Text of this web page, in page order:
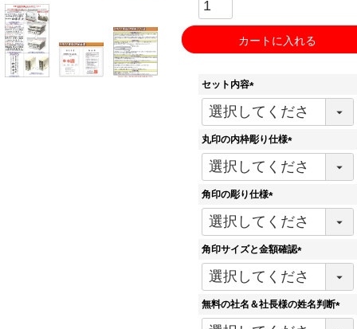
カートに入れる
セット内容
(
必
)
丸印の内枠彫り仕様
(
必
角印の彫り仕様
(
必
)
角印サイズと金額確認
(
必
)
無料の社名＆社長様の姓名判断
(